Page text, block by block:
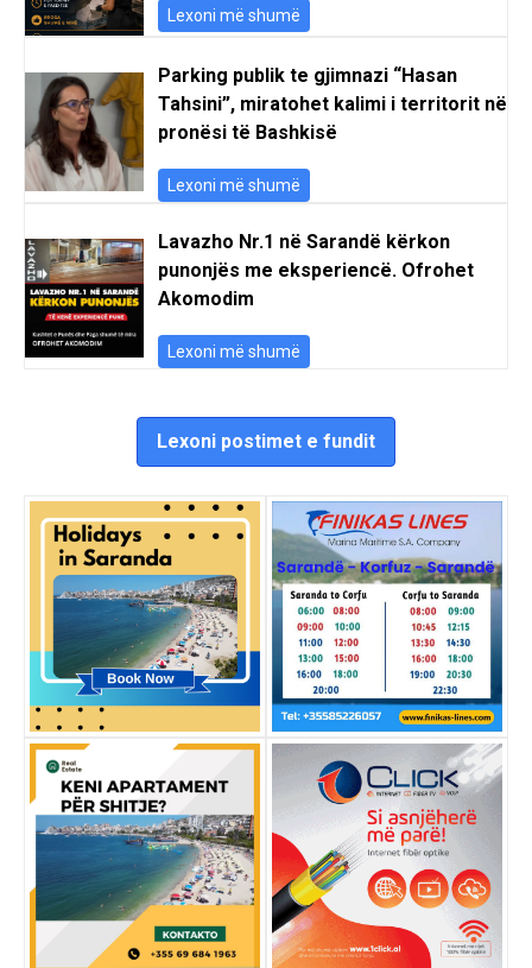
Lexoni më shumë
Parking publik te gjimnazi “Hasan
Tahsini”, miratohet kalimi i territorit në
pronësi të Bashkisë
Lexoni më shumë
Lavazho Nr.1 në Sarandë kërkon
punonjës me eksperiencë. Ofrohet
Akomodim
Lexoni më shumë
Lexoni postimet e fundit